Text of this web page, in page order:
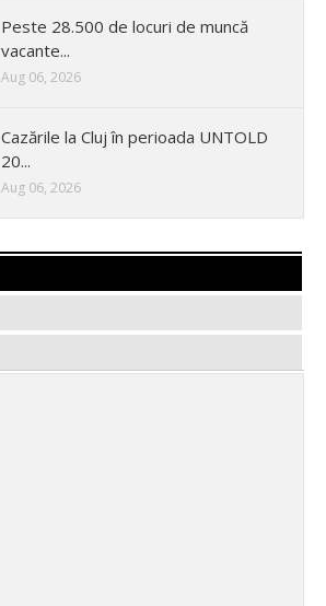
Peste 28.500 de locuri de muncă
vacante...
Aug 06, 2026
Cazările la Cluj în perioada UNTOLD
20...
Aug 06, 2026